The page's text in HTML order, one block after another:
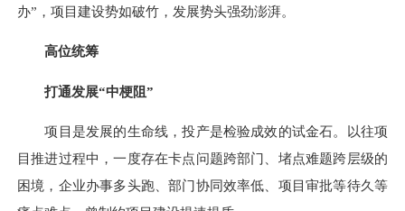
办”，项目建设势如破竹，发展势头强劲澎湃。
高位统筹
打通发展“中梗阻”
项目是发展的生命线，投产是检验成效的试金石。以往项
目推进过程中，一度存在卡点问题跨部门、堵点难题跨层级的
困境，企业办事多头跑、部门协同效率低、项目审批等待久等